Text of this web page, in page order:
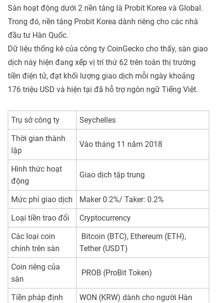
Sàn hoạt động dưới 2 nền tảng là Probit Korea và Global.
Trong đó, nền tảng Probit Korea dành riêng cho các nhà
đầu tư Hàn Quốc.
Dữ liệu thống kê của công ty CoinGecko cho thấy, sàn giao
dịch này hiện đang xếp vị trí thứ 62 trên toàn thị trường
tiền điện tử, đạt khối lượng giao dịch mỗi ngày khoảng
176 triệu USD và hiện tại đã hỗ trợ ngôn ngữ Tiếng Việt.
Trụ sở công ty
Seychelles
Thời gian thành
lập
Vào tháng 11 năm 2018
Hình thức hoạt
động
Giao dịch tập trung
Mức phí giao dịch
Maker 0.2%/ Taker: 0.2%
Loại tiền trao đổi
Cryptocurrency
Các loại coin
chính trên sàn
Bitcoin (BTC), Ethereum (ETH),
Tether (USDT)
Coin riêng của
sàn
PROB (ProBit Token)
Tiền pháp định
WON (KRW) dành cho người Hàn